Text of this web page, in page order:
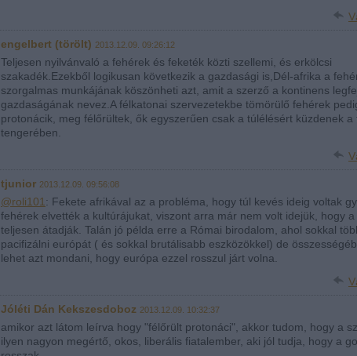
engelbert (törölt) 2013.12.09. 09:26:12
Teljesen nyilvánvaló a fehérek és feketék közti szellemi, és erkölcsi
szakadék.Ezekből logikusan következik a gazdasági is,Dél-afrika a
szorgalmas munkájának köszönheti azt, amit a szerző a kontinens
gazdaságának nevez.A félkatonai szervezetekbe tömörülő fehérek
protonácik, meg félőrültek, ők egyszerűen csak a túlélésért küzdenek a
tengerében.
tjunior 2013.12.09. 09:56:08
@roli101 : Fekete afrikával az a probléma, hogy túl kevés ideig voltak
fehérek elvették a kultúrájukat, viszont arra már nem volt idejük, hogy
teljesen átadják. Talán jó példa erre a Római birodalom, ahol sokkal
pacifizálni európát ( és sokkal brutálisabb eszközökkel) de
lehet azt mondani, hogy európa ezzel rosszul járt volna.
Jóléti Dán Kekszesdoboz 2013.12.09. 10:32:37
amikor azt látom leírva hogy "félőrült protonáci", akkor tudom, hogy a
ilyen nagyon megértő, okos, liberális fiatalember, aki jól tudja, hogy a